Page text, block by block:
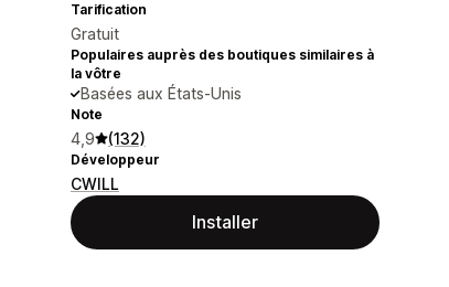
Tarification
Gratuit
Populaires auprès des boutiques similaires à
la vôtre
Basées aux États-Unis
Note
4,9 (132)
Développeur
CWILL
Installer